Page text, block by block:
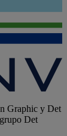
Graphic y Det
Det